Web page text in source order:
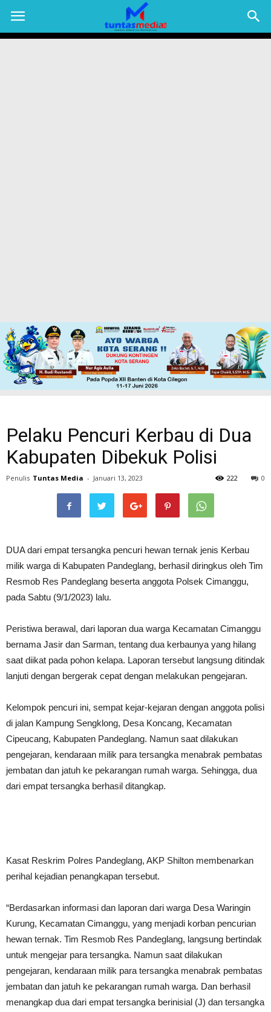
TUNTAS
Pelaku Pencuri Kerbau di Dua
Kabupaten Dibekuk Polisi
Penulis Tuntas Media - Januari 13, 2023 0
222
DUA dari empat tersangka pencuri hewan ternak jenis Kerbau
milik warga di Kabupaten Pandeglang, berhasil diringkus oleh Tim
Resmob Res Pandeglang beserta anggota Polsek Cimanggu,
pada Sabtu (9/1/2023) lalu.
Peristiwa berawal, dari laporan dua warga Kecamatan Cimanggu
bernama Jasir dan Sarman, tentang dua kerbaunya yang hilang
saat diikat pada pohon kelapa. Laporan tersebut langsung ditindak
lanjuti dengan bergerak cepat dengan melakukan pengejaran.
Kelompok pencuri ini, sempat kejar-kejaran dengan anggota polisi
di jalan Kampung Sengklong, Desa Koncang, Kecamatan
Cipeucang, Kabupaten Pandeglang. Namun saat dilakukan
pengejaran, kendaraan milik para tersangka menabrak pembatas
jembatan dan jatuh ke pekarangan rumah warga. Sehingga, dua
dari empat tersangka berhasil ditangkap.
Kasat Reskrim Polres Pandeglang, AKP Shilton membenarkan
perihal kejadian penangkapan tersebut.
“Berdasarkan informasi dan laporan dari warga Desa Waringin
Kurung, Kecamatan Cimanggu, yang menjadi korban pencurian
hewan ternak. Tim Resmob Res Pandeglang, langsung bertindak
untuk mengejar para tersangka. Namun saat dilakukan
pengejaran, kendaraan milik para tersangka menabrak pembatas
jembatan dan jatuh ke pekarangan rumah warga. Dan berhasil
menangkap dua dari empat tersangka berinisial (J) dan tersangka